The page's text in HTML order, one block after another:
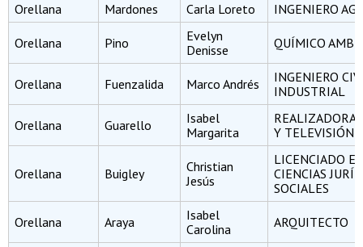
Orellana
Mardones Carla Loreto INGENIERO
Orellana Pino
Evelyn
Denisse
QUÍMICO
Orellana Fuenzalida Marco Andrés
INGENIERO
INDUSTRIAL
Orellana Guarello
Isabel
Margarita
REALIZADORA
Y TELEVISIÓN
Orellana Buigley
Christian
Jesús
LICENCIADO
CIENCIAS
SOCIALES
Orellana Araya
Isabel
Carolina
ARQUITECTO